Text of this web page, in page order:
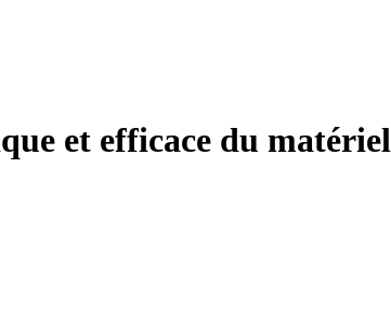
et efficace du matériel